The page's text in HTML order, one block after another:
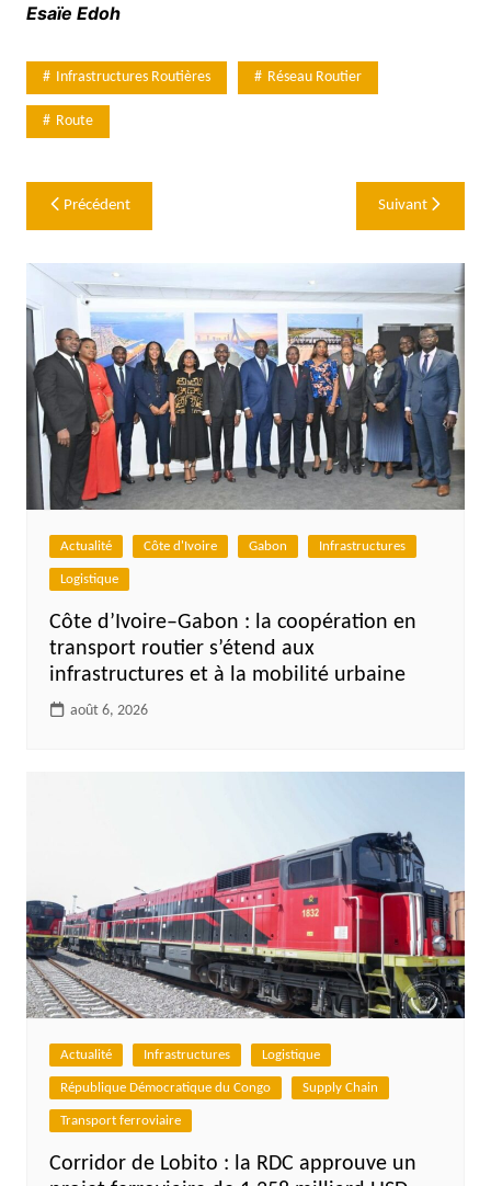
Esaïe Edoh
Infrastructures Routières Réseau Routier
Route
Navigation
de
l’article
Précédent Suivant
Actualité Côte d'Ivoire Gabon Infrastructures
Logistique
Côte d’Ivoire–Gabon : la coopération en
transport routier s’étend aux
infrastructures et à la mobilité urbaine
août 6, 2026
Actualité Infrastructures Logistique
République Démocratique du Congo Supply Chain
Transport ferroviaire
Corridor de Lobito : la RDC approuve un